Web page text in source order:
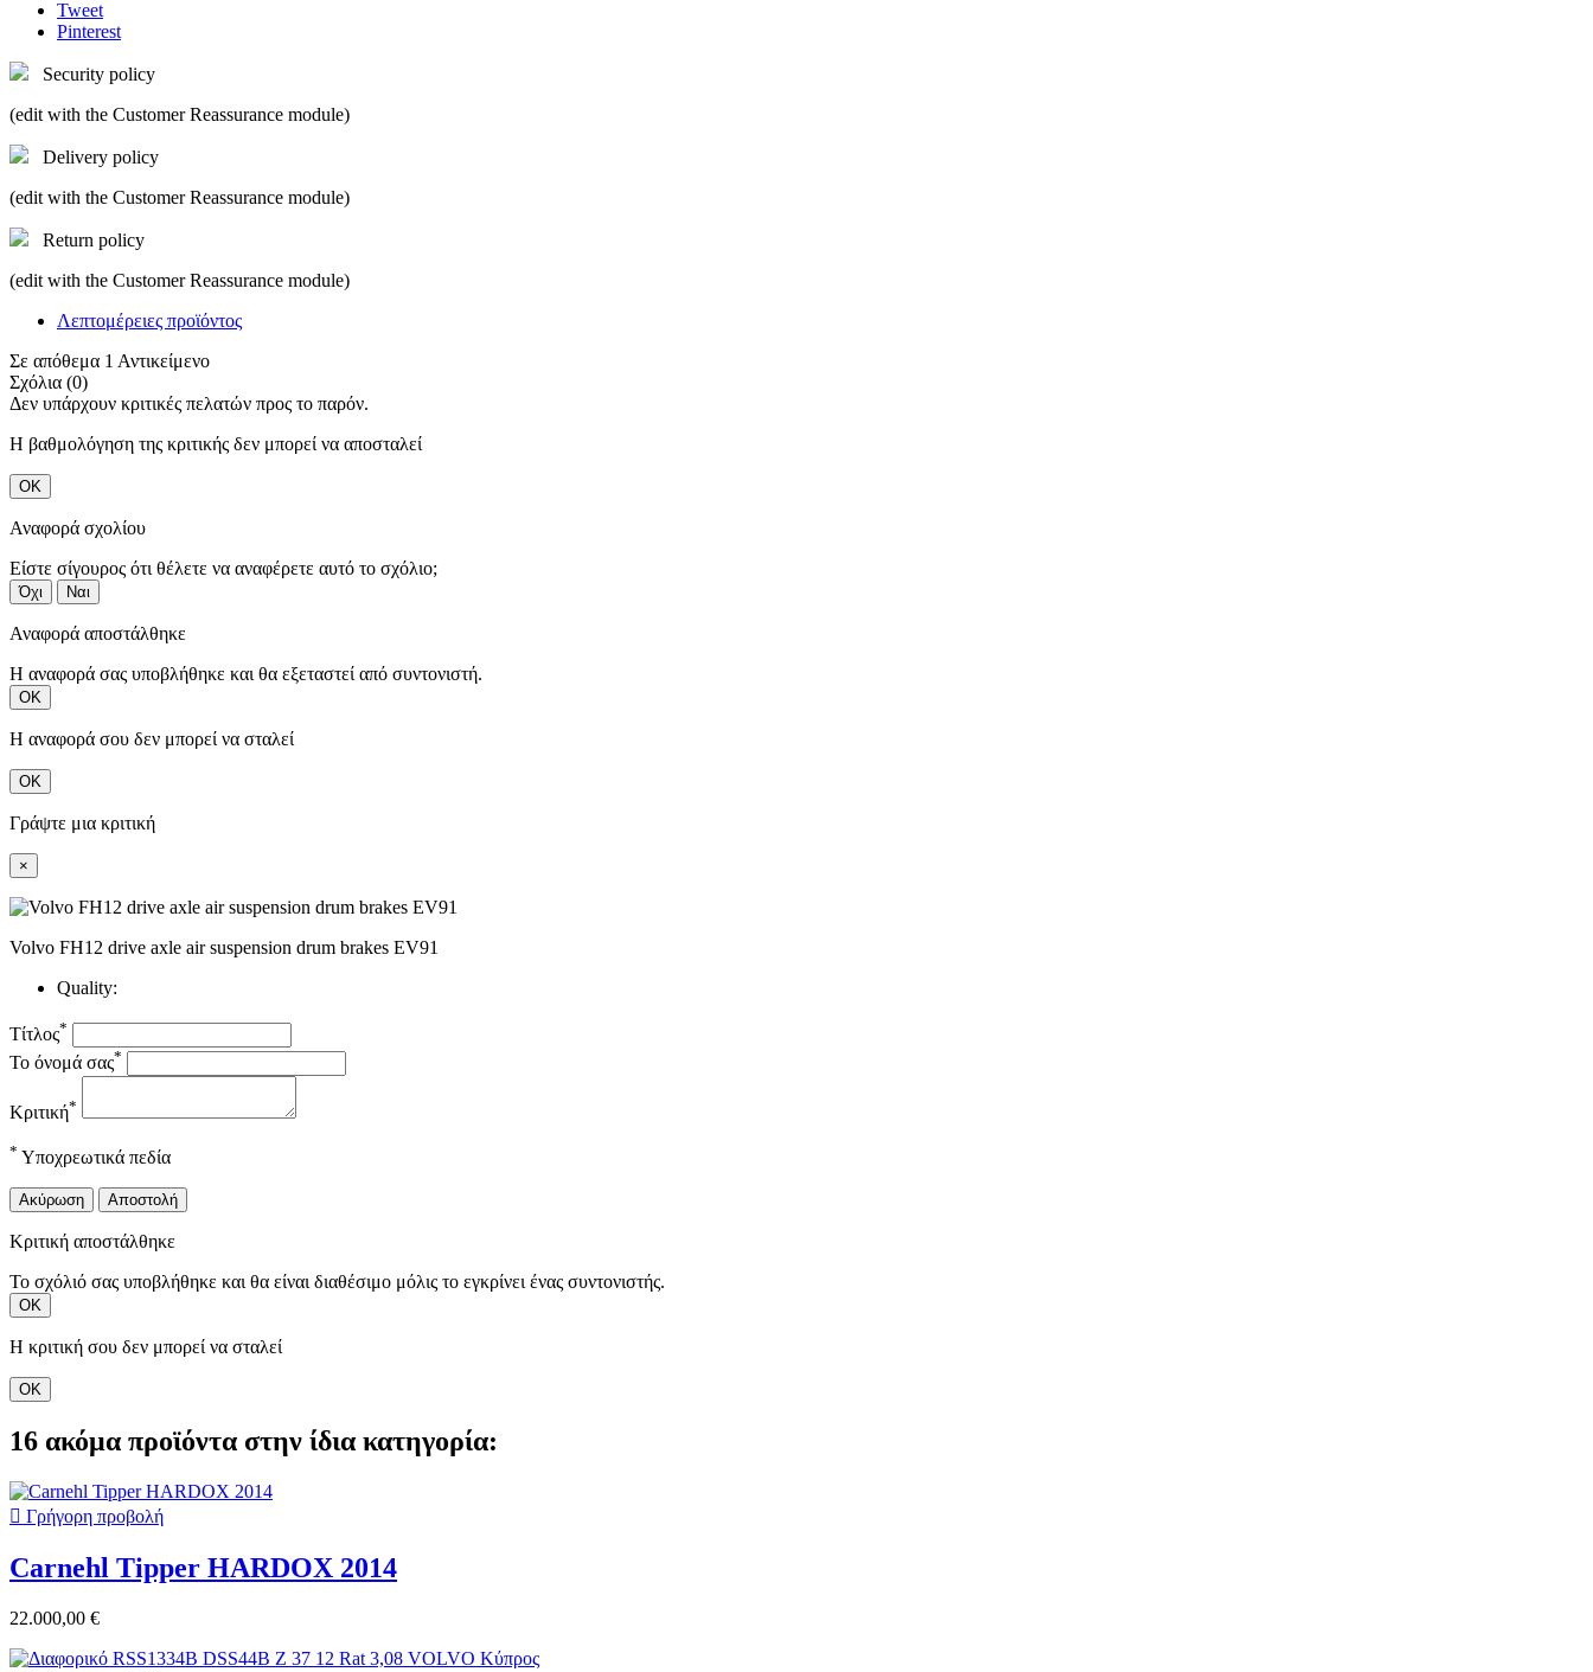
Tweet
Pinterest
Security policy
(edit with the Customer Reassurance module)
Delivery policy
(edit with the Customer Reassurance module)
Return policy
(edit with the Customer Reassurance module)
Λεπτομέρειες προϊόντος
Σε απόθεμα 1 Αντικείμενο
Σχόλια (0)
Δεν υπάρχουν κριτικές πελατών προς το παρόν.
Η βαθμολόγηση της κριτικής δεν μπορεί να αποσταλεί
ΟΚ
Αναφορά σχολίου
Είστε σίγουρος ότι θέλετε να αναφέρετε αυτό το σχόλιο;
Όχι Ναι
Αναφορά αποστάλθηκε
Η αναφορά σας υποβλήθηκε και θα εξεταστεί από συντονιστή.
ΟΚ
Η αναφορά σου δεν μπορεί να σταλεί
ΟΚ
Γράψτε μια κριτική
×
Volvo FH12 drive axle air suspension drum brakes EV91
Quality:
Τίτλος*
Το όνομά σας*
Κριτική*
* Υποχρεωτικά πεδία
Ακύρωση Αποστολή
Κριτική αποστάλθηκε
Το σχόλιό σας υποβλήθηκε και θα είναι διαθέσιμο μόλις το εγκρίνει ένας συντονιστής.
ΟΚ
Η κριτική σου δεν μπορεί να σταλεί
ΟΚ
16 ακόμα προϊόντα στην ίδια κατηγορία:
 Γρήγορη προβολή
Carnehl Tipper HARDOX 2014
22.000,00 €